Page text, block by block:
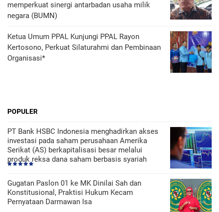
memperkuat sinergi antarbadan usaha milik
negara (BUMN)
Ketua Umum PPAL Kunjungi PPAL Rayon
Kertosono, Perkuat Silaturahmi dan Pembinaan
Organisasi*
POPULER
PT Bank HSBC Indonesia menghadirkan akses
investasi pada saham perusahaan Amerika
Serikat (AS) berkapitalisasi besar melalui
produk reksa dana saham berbasis syariah
Gugatan Paslon 01 ke MK Dinilai Sah dan
Konstitusional, Praktisi Hukum Kecam
Pernyataan Darmawan Isa